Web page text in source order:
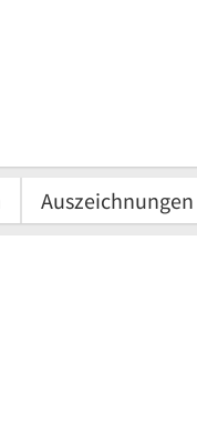
Auszeichnungen